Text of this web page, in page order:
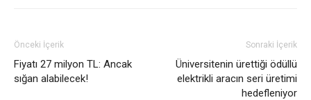
Önceki İçerik
Fiyatı 27 milyon TL: Ancak
sığan alabilecek!
Sonraki İçerik
Üniversitenin ürettiği ödüllü
elektrikli aracın seri üretimi
hedefleniyor